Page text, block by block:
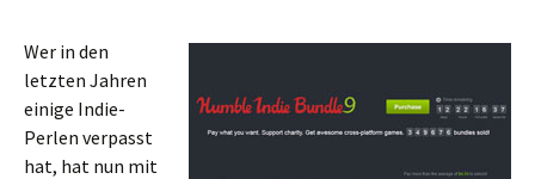
Wer in den
letzten Jahren
einige Indie-
Perlen verpasst
hat, hat nun mit